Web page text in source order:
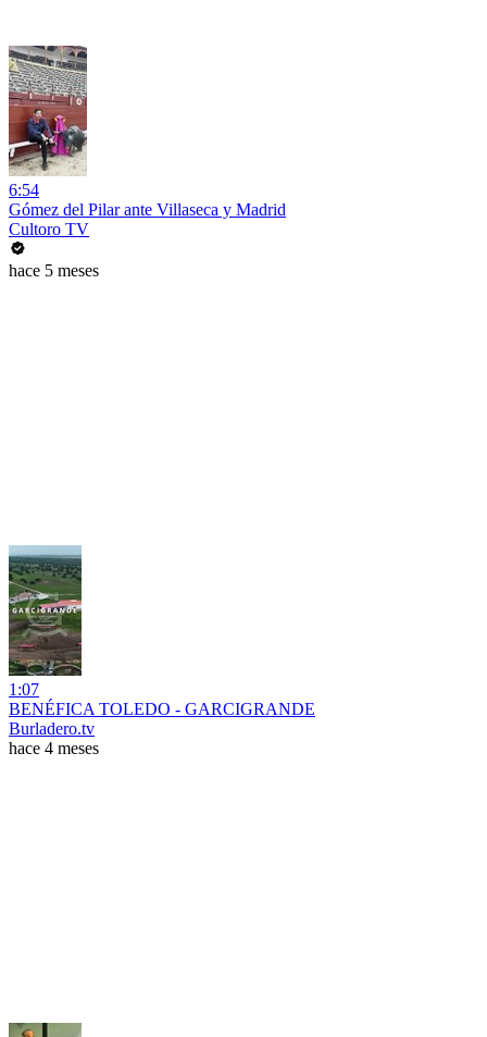
6:54
Gómez del Pilar ante Villaseca y Madrid
Cultoro TV
hace 5 meses
1:07
BENÉFICA TOLEDO - GARCIGRANDE
Burladero.tv
hace 4 meses